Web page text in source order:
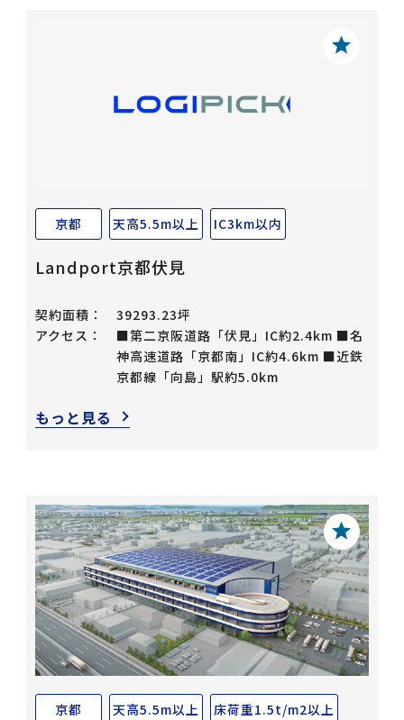
京都 天高5.5m以上 IC3km以内
Landport京都伏見
契約面積：
39293.23坪
アクセス：
■第二京阪道路「伏見」IC約2.4km ■名
神高速道路「京都南」IC約4.6km ■近鉄
京都線「向島」駅約5.0km
もっと見る
京都 天高5.5m以上 床荷重1.5t/m2以上